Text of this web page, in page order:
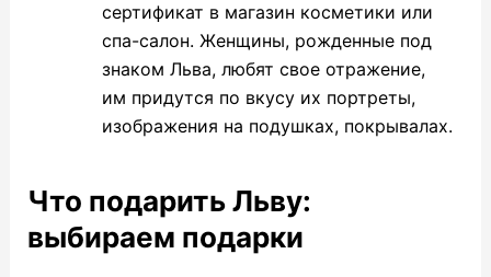
сертификат в магазин косметики или
спа-салон. Женщины, рожденные под
знаком Льва, любят свое отражение,
им придутся по вкусу их портреты,
изображения на подушках, покрывалах.
Что подарить Льву:
выбираем подарки